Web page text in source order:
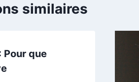
similaires
Pour que